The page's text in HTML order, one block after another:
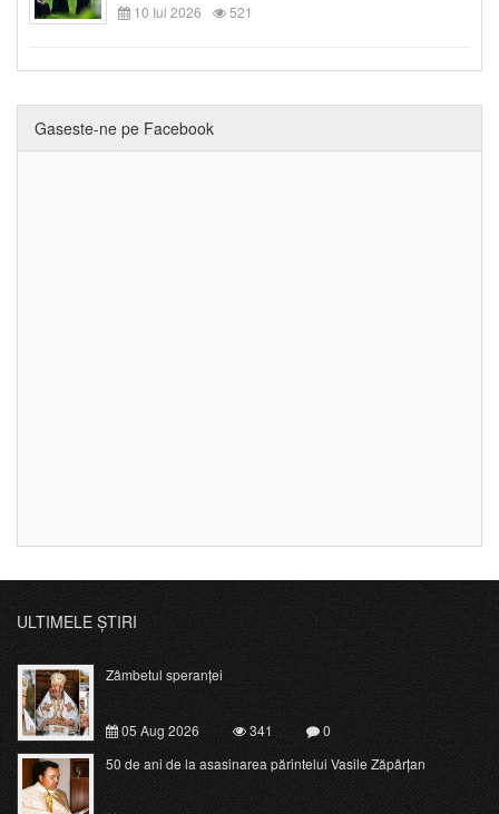
10 Iul 2026
521
Gaseste-ne pe Facebook
ULTIMELE ȘTIRI
Zâmbetul speranței
05 Aug 2026 341
0
50 de ani de la asasinarea părintelui Vasile Zăpârțan